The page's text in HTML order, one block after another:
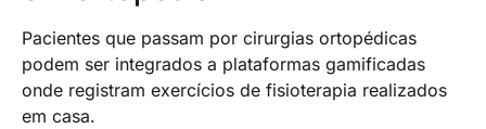
Pacientes que passam por cirurgias ortopédicas
podem ser integrados a plataformas gamificadas
onde registram exercícios de fisioterapia realizados
em casa.